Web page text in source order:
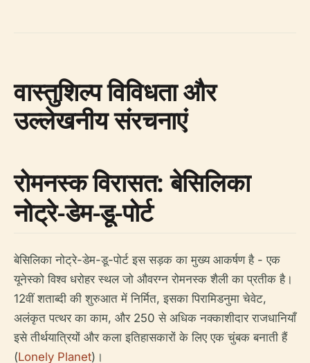
वास्तुशिल्प विविधता और
उल्लेखनीय संरचनाएं
रोमनस्क विरासत: बेसिलिका
नोट्रे-डेम-डू-पोर्ट
बेसिलिका नोट्रे-डेम-डू-पोर्ट इस सड़क का मुख्य आकर्षण है - एक
यूनेस्को विश्व धरोहर स्थल जो औवरग्न रोमनस्क शैली का प्रतीक है।
12वीं शताब्दी की शुरुआत में निर्मित, इसका पिरामिडनुमा चेवेट,
अलंकृत पत्थर का काम, और 250 से अधिक नक्काशीदार राजधानियाँ
इसे तीर्थयात्रियों और कला इतिहासकारों के लिए एक चुंबक बनाती हैं
(Lonely Planet)।